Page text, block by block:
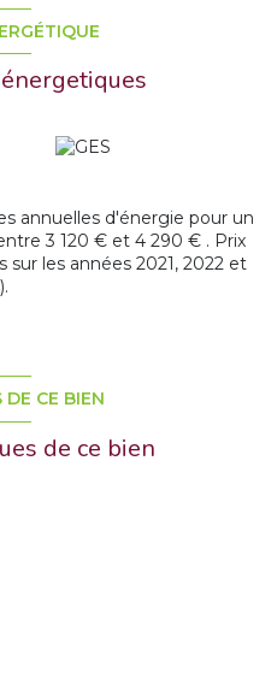
annuelles d'énergie pour un
3 120 € et 4 290 € . Prix
les années 2021, 2022 et
CE BIEN
de ce bien